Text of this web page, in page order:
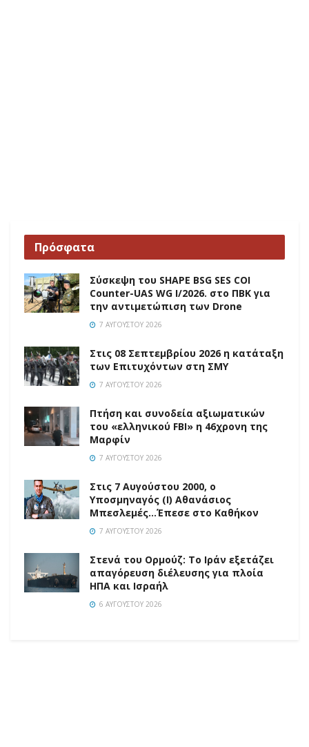
Πρόσφατα
Σύσκεψη του SHAPE BSG SES COI
Counter-UAS WG I/2026. στο ΠΒΚ για
την αντιμετώπιση των Drone
7 ΑΥΓΟΎΣΤΟΥ 2026
Στις 08 Σεπτεμβρίου 2026 η κατάταξη
των Επιτυχόντων στη ΣΜΥ
7 ΑΥΓΟΎΣΤΟΥ 2026
Πτήση και συνοδεία αξιωματικών
του «ελληνικού FBI» η 46χρονη της
Μαρφίν
7 ΑΥΓΟΎΣΤΟΥ 2026
Στις 7 Αυγούστου 2000, ο
Υποσμηναγός (Ι) Αθανάσιος
Μπεσλεμές…Έπεσε στο Καθήκον
7 ΑΥΓΟΎΣΤΟΥ 2026
Στενά του Ορμούζ: Το Ιράν εξετάζει
απαγόρευση διέλευσης για πλοία
ΗΠΑ και Ισραήλ
6 ΑΥΓΟΎΣΤΟΥ 2026